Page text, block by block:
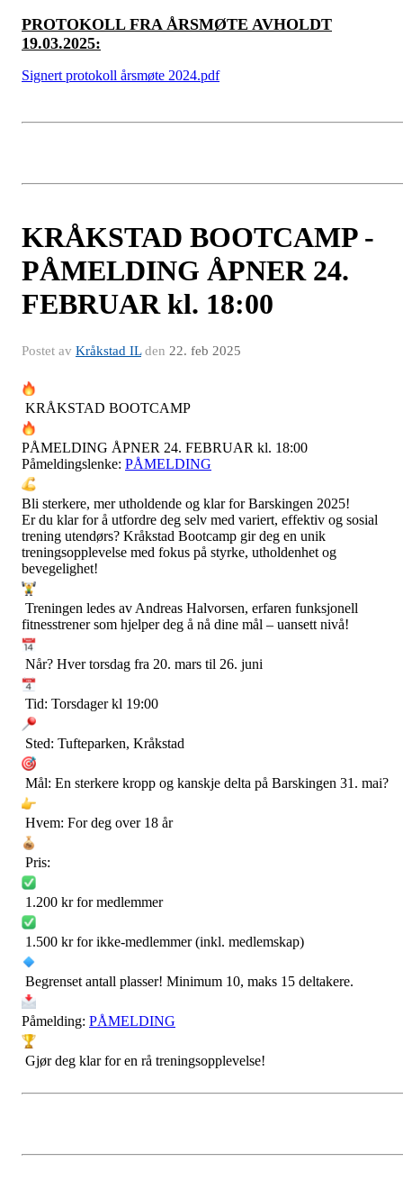
PROTOKOLL FRA ÅRSMØTE AVHOLDT
19.03.2025:
Signert protokoll årsmøte 2024.pdf
KRÅKSTAD BOOTCAMP -
PÅMELDING ÅPNER 24.
FEBRUAR kl. 18:00
Postet av Kråkstad ILden 22. feb 2025
KRÅKSTAD BOOTCAMP
PÅMELDING ÅPNER 24. FEBRUAR kl. 18:00
Påmeldingslenke: PÅMELDING
Bli sterkere, mer utholdende og klar for Barskingen 2025!
Er du klar for å utfordre deg selv med variert, effektiv og sosial
trening utendørs? Kråkstad Bootcamp gir deg en unik
treningsopplevelse med fokus på styrke, utholdenhet og
bevegelighet!
Treningen ledes av Andreas Halvorsen, erfaren funksjonell
fitnesstrener som hjelper deg å nå dine mål – uansett nivå!
Når? Hver torsdag fra 20. mars til 26. juni
Tid: Torsdager kl 19:00
Sted: Tufteparken, Kråkstad
Mål: En sterkere kropp og kanskje delta på Barskingen 31. mai?
Hvem: For deg over 18 år
Pris:
1.200 kr for medlemmer
1.500 kr for ikke-medlemmer (inkl. medlemskap)
Begrenset antall plasser! Minimum 10, maks 15 deltakere.
Påmelding: PÅMELDING
Gjør deg klar for en rå treningsopplevelse!